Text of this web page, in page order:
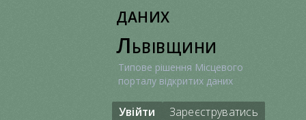
даних
Львівщини
Типове рішення Місцевого
порталу відкритих даних
Увійти Зареєструватись